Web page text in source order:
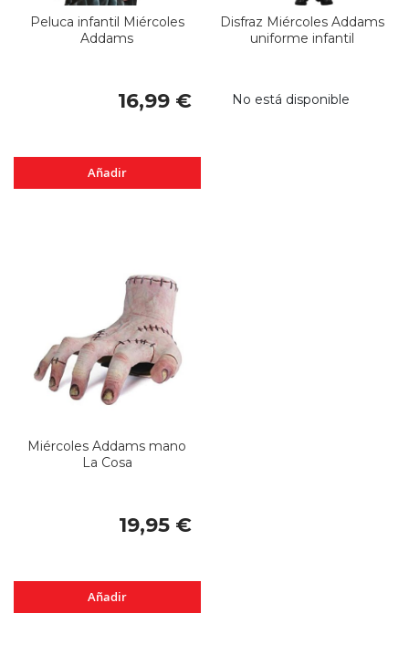
Peluca infantil Miércoles
Addams
16,99 €
Añadir
Disfraz Miércoles Addams
uniforme infantil
No está disponible
Miércoles Addams mano
La Cosa
19,95 €
Añadir